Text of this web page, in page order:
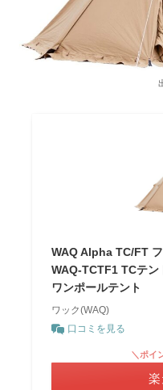
WAQ Alpha TC/FT
WAQ-TCTF1 TCテン
ワンポールテント
ワック(WAQ)
口コミを見る
＼ポイ